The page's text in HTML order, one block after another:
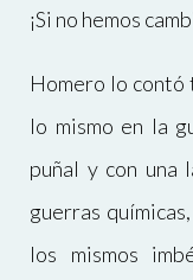
¡Si no hemos
Homero lo contó
lo mismo en la
puñal y con una
guerras
los mismos